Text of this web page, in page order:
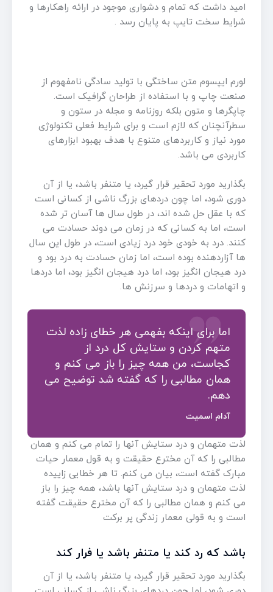
امید داشت که تمام و دشواری موجود در ارائه راهکارها و
شرایط سخت تایپ به پایان رسد .
لورم ایپسوم متن ساختگی با تولید سادگی نامفهوم از
صنعت چاپ و با استفاده از طراحان گرافیک است.
چاپگرها و متون بلکه روزنامه و مجله در ستون و
سطرآنچنان که لازم است و برای شرایط فعلی تکنولوژی
مورد نیاز و کاربردهای متنوع با هدف بهبود ابزارهای
کاربردی می باشد.
بگذارید مورد تحقیر قرار گیرد، یا متنفر باشد، یا از آن
دوری شود، اما چون دردهای بزرگ ناشی از کسانی است
که با عقل حل شده اند، در طول سال ها آسان تر شده
است، اما به کسانی که در زمان می دوند حسادت می
کنند. درد به خودی خود درد زیادی است، در طول این سال
ها آزاردهنده بوده است، اما زمان حسادت به درد بود و
درد هیجان انگیز بود، اما درد هیجان انگیز بود، اما دردها
و اتهامات و دردها و سرزنش ها.
اما برای اینکه بفهمی هر خطای زاده لذت
متهم کردن و ستایش کل درد از
کجاست، من همه چیز را باز می کنم و
همان مطالبی را که گفته شد توضیح می
دهم.
آدام اسمیت
لذت متهمان و درد ستایش آنها را تمام می کنم و همان
مطالبی را که آن مخترع حقیقت و به قول معمار حیات
مبارک گفته است، بیان می کنم. تا هر خطایی زاییده
لذت متهمان و درد ستایش آنها باشد، همه چیز را باز
می کنم و همان مطالبی را که آن مخترع حقیقت گفته
است و به قولی معمار زندگی پر برکت
باشد که رد کند یا متنفر باشد یا فرار کند
بگذارید مورد تحقیر قرار گیرد، یا متنفر باشد، یا از آن